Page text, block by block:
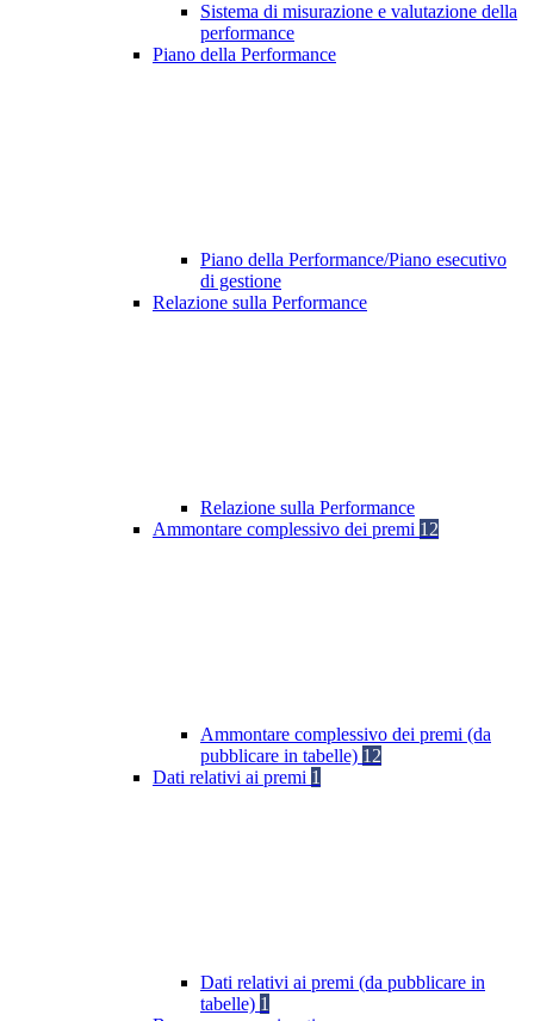
Sistema di misurazione e valutazione della
performance
Piano della Performance
Piano della Performance/Piano esecutivo
di gestione
Relazione sulla Performance
Relazione sulla Performance
Ammontare complessivo dei premi 12
Ammontare complessivo dei premi (da
pubblicare in tabelle) 12
Dati relativi ai premi 1
Dati relativi ai premi (da pubblicare in
tabelle) 1